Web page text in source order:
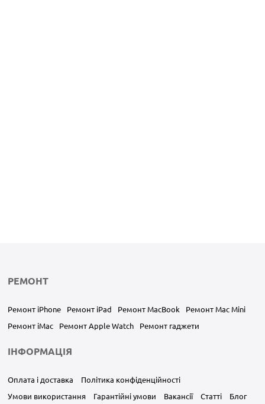
РЕМОНТ
Ремонт iPhone Ремонт iPad Ремонт MacBook
Ремонт Mac Mini
Ремонт iMac
Ремонт Apple Watch Ремонт гаджети
ІНФОРМАЦІЯ
Оплата і доставка
Політика конфіденційності
Умови використання
Гарантійні умови Вакансії Статті Блог